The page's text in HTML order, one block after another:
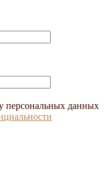
персональных данных